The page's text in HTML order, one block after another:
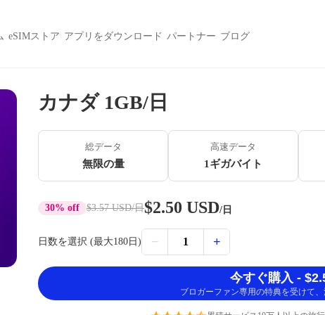
eSIMストア アプリをダウンロード パートナー ブログ
カナダ 1GB/日
総データ
無限の量
高速データ
1ギガバイト
30% off $3.57 USD/日$2.50 USD/日
日数を選択 (最大180日) − 1 +
今すぐ購入 -
ブロガーファン専用の特典を受けて